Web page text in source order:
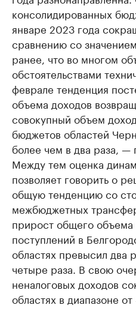
консолидированных
январе 2023 года
сравнению со
ранее, что во многом
обстоятельствами
феврале тенденция
объема доходов
совокупный объем
бюджетов областей
более чем в два раза,
Между тем оценка
позволяет говорить о
общую тенденцию со
межбюджетных
прирост общего объема
поступлений в
областях превысил два
четыре раза. В свою
неналоговых доходов
областях в диапазоне